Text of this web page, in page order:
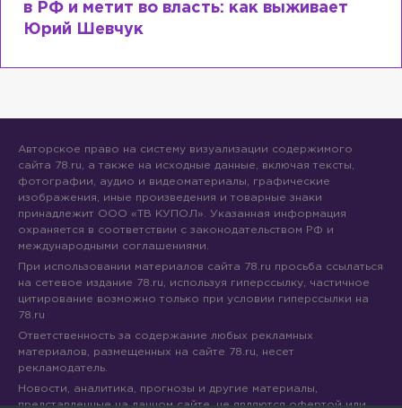
воровал гумпомощь: что о
рассказали «предатели»
Авторское право на систему визуализации содержимого
сайта 78.ru, а также на исходные данные, включая тексты,
фотографии, аудио и видеоматериалы, графические
изображения, иные произведения и товарные знаки
принадлежит ООО «ТВ КУПОЛ». Указанная информация
охраняется в соответствии с законодательством РФ и
международными соглашениями.
При использовании материалов сайта 78.ru просьба ссылаться
на сетевое издание 78.ru, используя гиперссылку, частичное
цитирование возможно только при условии гиперссылки на
78.ru
Ответственность за содержание любых рекламных
материалов, размещенных на сайте 78.ru, несет
рекламодатель.
Новости, аналитика, прогнозы и другие материалы,
представленные на данном сайте, не являются офертой или